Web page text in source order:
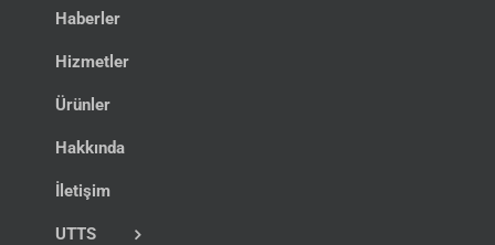
Haberler
Hizmetler
Ürünler
Hakkında
İletişim
UTTS